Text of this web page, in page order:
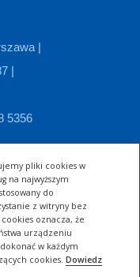
pliki cookies w
na najwyższym
do
z witryny bez
oznacza, że
urządzeniu
w każdym
cookies. Dowiedz
|
|
5356
Hotele
Zabytkowe